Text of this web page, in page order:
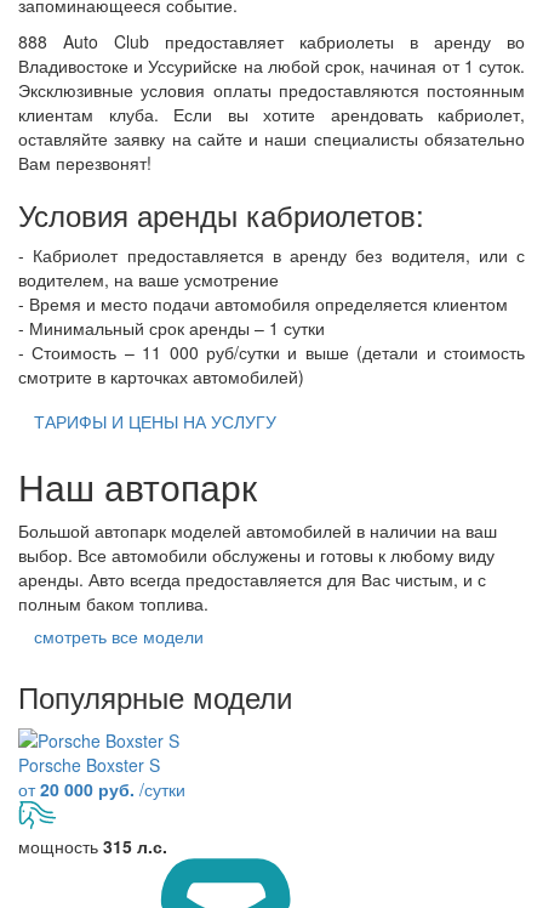
запоминающееся событие.
888 Auto Club предоставляет кабриолеты в аренду во
Владивостоке и Уссурийске на любой срок, начиная от 1 суток.
Эксклюзивные условия оплаты предоставляются постоянным
клиентам клуба. Если вы хотите арендовать кабриолет,
оставляйте заявку на сайте и наши специалисты обязательно
Вам перезвонят!
Условия аренды кабриолетов:
- Кабриолет предоставляется в аренду без водителя, или с
водителем, на ваше усмотрение
- Время и место подачи автомобиля определяется клиентом
- Минимальный срок аренды – 1 сутки
- Стоимость – 11 000 руб/сутки и выше (детали и стоимость
смотрите в карточках автомобилей)
ТАРИФЫ И ЦЕНЫ НА УСЛУГУ
Наш автопарк
Большой автопарк моделей автомобилей в наличии на ваш
выбор. Все автомобили обслужены и готовы к любому виду
аренды. Авто всегда предоставляется для Вас чистым, и с
полным баком топлива.
смотреть все модели
Популярные модели
Porsche Boxster S
от20 000 руб. /сутки
мощность 315 л.с.